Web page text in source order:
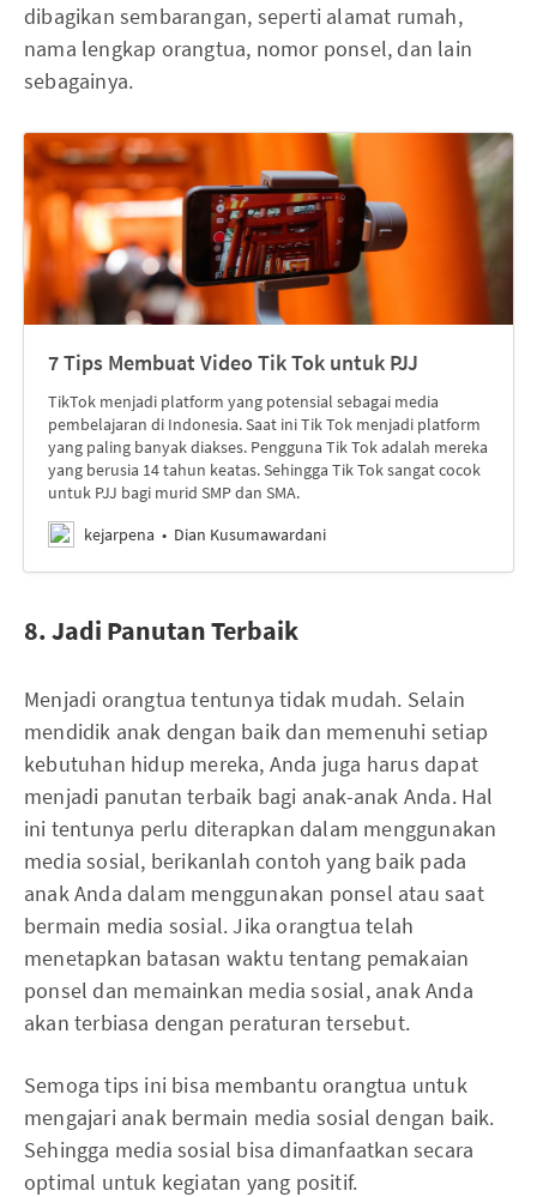
dibagikan sembarangan, seperti alamat rumah,
nama lengkap orangtua, nomor ponsel, dan lain
sebagainya.
7 Tips Membuat Video Tik Tok untuk PJJ
TikTok menjadi platform yang potensial sebagai media
pembelajaran di Indonesia. Saat ini Tik Tok menjadi platform
yang paling banyak diakses. Pengguna Tik Tok adalah mereka
yang berusia 14 tahun keatas. Sehingga Tik Tok sangat cocok
untuk PJJ bagi murid SMP dan SMA.
kejarpena
Dian Kusumawardani
8. Jadi Panutan Terbaik
Menjadi orangtua tentunya tidak mudah. Selain
mendidik anak dengan baik dan memenuhi setiap
kebutuhan hidup mereka, Anda juga harus dapat
menjadi panutan terbaik bagi anak-anak Anda. Hal
ini tentunya perlu diterapkan dalam menggunakan
media sosial, berikanlah contoh yang baik pada
anak Anda dalam menggunakan ponsel atau saat
bermain media sosial. Jika orangtua telah
menetapkan batasan waktu tentang pemakaian
ponsel dan memainkan media sosial, anak Anda
akan terbiasa dengan peraturan tersebut.
Semoga tips ini bisa membantu orangtua untuk
mengajari anak bermain media sosial dengan baik.
Sehingga media sosial bisa dimanfaatkan secara
optimal untuk kegiatan yang positif.